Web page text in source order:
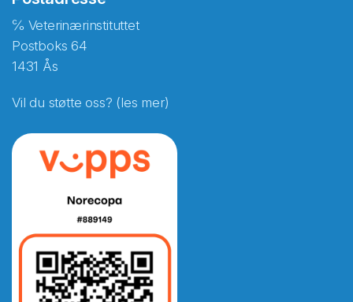
℅ Veterinærinstituttet
Postboks 64
1431 Ås
Vil du støtte oss? (les mer)